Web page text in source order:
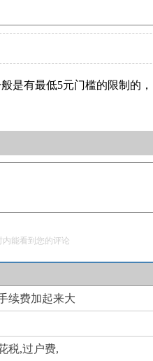
是有最低5元门槛的限制的
能看到您的评论
续费加起来大
税,过户费,